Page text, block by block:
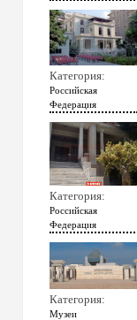
Категория:
Российская
Федерация
Категория:
Российская
Федерация
Категория:
Музеи